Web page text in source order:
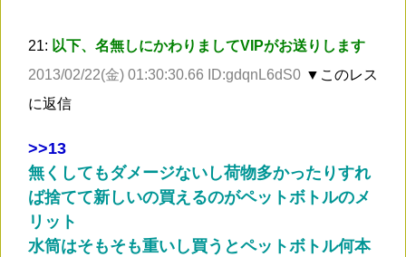
21: 以下、名無しにかわりましてVIPがお送りします
2013/02/22(金) 01:30:30.66 ID:gdqnL6dS0 ▼このレス
に返信
>>13
無くしてもダメージないし荷物多かったりすれ
ば捨てて新しいの買えるのがペットボトルのメ
リット
水筒はそもそも重いし買うとペットボトル何本